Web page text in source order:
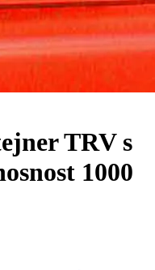
TRV s
1000